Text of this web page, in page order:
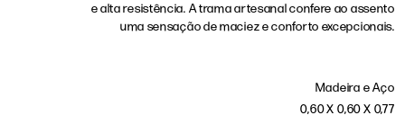
e alta resistência. A trama artesanal confere ao assento
uma sensação de maciez e conforto excepcionais.
Madeira e Aço
0,60 X 0,60 X 0,77